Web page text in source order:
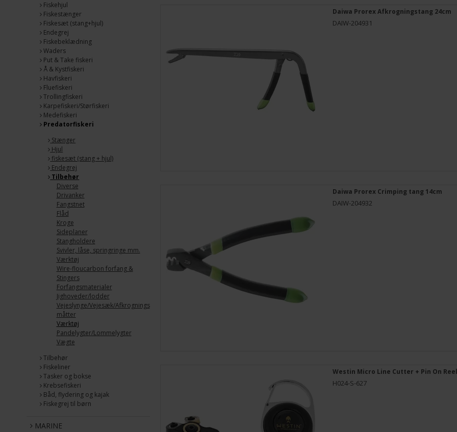
Fiskehjul
Fiskestænger
Fiskesæt (stang+hjul)
Endegrej
Fiskebeklædning
Waders
Put & Take fiskeri
Å & Kystfiskeri
Havfiskeri
Fluefiskeri
Trollingfiskeri
Karpefiskeri/Størfiskeri
Medefiskeri
Predatorfiskeri
Stænger
Hjul
fiskesæt (stang + hjul)
Endegrej
Tilbehør
Diverse
Drivanker
Fangstnet
Flåd
Kroge
Sideplaner
Stangholdere
Svivler, låse, springringe mm.
Værktøj
Wire-floucarbon forfang &
Stingers
Forfangsmaterialer
Jighoveder/lodder
Vejeslynge/Vejesæk/Afkrognings
måtter
Værktøj
Pandelygter/Lommelygter
Vægte
Tilbehør
Fiskeliner
Tasker og bokse
Krebsefiskeri
Båd, flydering og kajak
Fiskegrej til børn
MARINE
Daiwa Prorex Afkrogningstang 24cm
DAIW-204931
Daiwa Prorex Crimping tang 14cm
DAIW-204932
Westin Micro Line Cutter + Pin On Reel
H024-S-627